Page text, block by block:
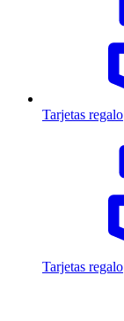
Tarjetas regalo
Tarjetas regalo